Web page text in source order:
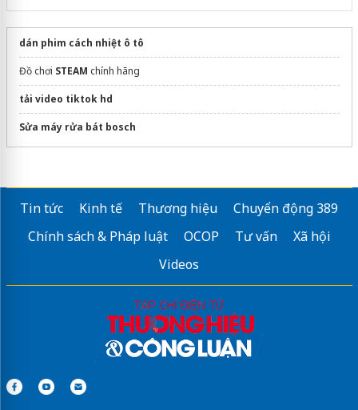
dán phim cách nhiệt ô tô
Đồ chơi STEAM chính hãng
tải video tiktok hd
Sửa máy rửa bát bosch
Tin tức Kinh tế Thương hiệu
Chuyển động 389
Chính sách & Pháp luật
OCOP Tư vấn
Xã hội
Videos